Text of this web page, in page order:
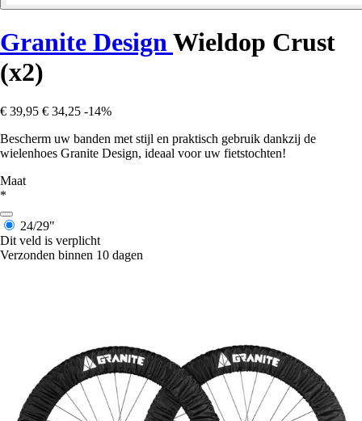
Granite Design Wieldop Crust
(x2)
€ 39,95 € 34,25 -14%
Bescherm uw banden met stijl en praktisch gebruik dankzij de
wielenhoes Granite Design, ideaal voor uw fietstochten!
Maat
*
24/29"
Dit veld is verplicht
Verzonden binnen 10 dagen